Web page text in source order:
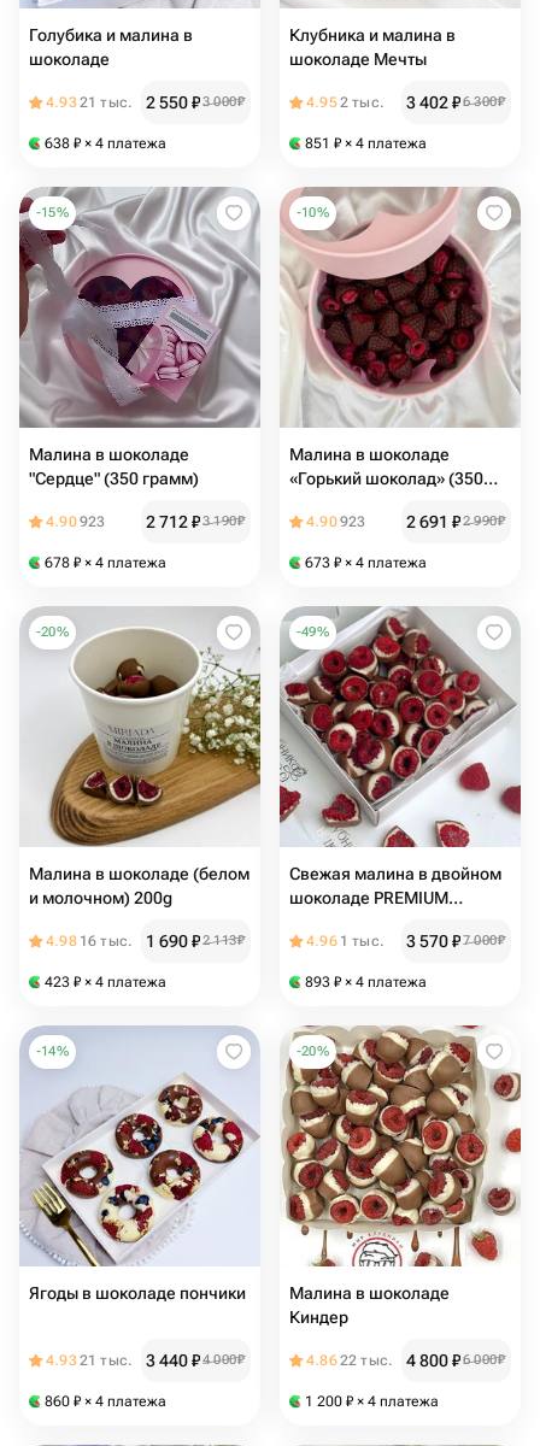
Голубика и малина в
шоколаде
4.9321 тыс. 2 550₽3 000₽
638 ₽ × 4 платежа
Клубника и малина в
шоколаде Мечты
4.952 тыс. 3 402₽6 300₽
851 ₽ × 4 платежа
-15%
Малина в шоколаде
"Сердце" (350 грамм)
4.90923 2 712₽3 190₽
678 ₽ × 4 платежа
-10%
Малина в шоколаде
«Горький шоколад» (350
4.90923 2 691 ₽2 990₽
673 ₽ × 4 платежа
-20%
Малина в шоколаде (белом
и молочном) 200g
4.98 16 тыс. 1 690₽2 113₽
423 ₽ × 4 платежа
-49%
Свежая малина в двойном
шоколаде PREMIUM
4.96 1 тыс. 3 570₽7 000₽
893 ₽ × 4 платежа
-14%
Ягоды в шоколаде пончики
4.9321 тыс. 3 440₽4 000₽
860 ₽ × 4 платежа
-20%
Малина в шоколаде
Киндер
4.8622 тыс. 4 800₽6 000₽
1 200 ₽ × 4 платежа